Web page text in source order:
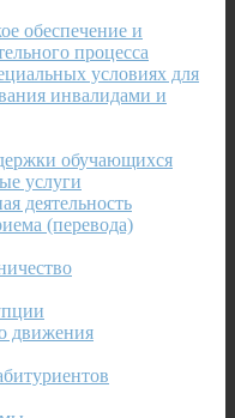
обеспечение и
процесса
условиях для
инвалидами и
обучающихся
услуги
деятельность
(перевода)
движения